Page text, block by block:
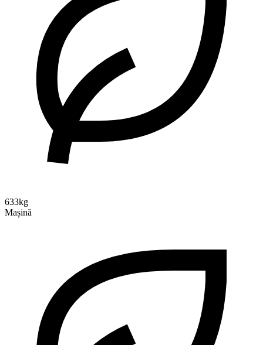
633kg
Mașină